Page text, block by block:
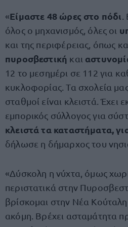
«Είμαστε 48 ώρες στο πόδι
όλος ο μηχανισμός, όλες οι
και της περιφέρειας, όπως
πυροσβεστική και
12 το μεσημέρι σε 112 για
κυκλοφορίας. Τα σχολεία μας
σταθμοί είναι κλειστά.
εμπορικός σύλλογος για
κλειστά τα καταστήματα,
δήλωσε η δήμαρχος του
«Δύσκολη η νύχτα, όμως
περιστατικά στην
βρίσκομαι στην Νέα Κούταλη
ακόμη. Βρέχει ασταμάτητα